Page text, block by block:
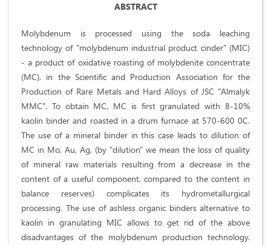
ABSTRACT
Molybdenum is processed using the soda leaching
technology of "molybdenum industrial product cinder" (MIC)
- a product of oxidative roasting of molybdenite concentrate
(MC), in the Scientific and Production Association for the
Production of Rare Metals and Hard Alloys of JSC "Almalyk
MMC". To obtain MC, MC is first granulated with 8-10%
kaolin binder and roasted in a drum furnace at 570-600 0C.
The use of a mineral binder in this case leads to dilution of
MC in Mo, Au, Ag, (by "dilution" we mean the loss of quality
of mineral raw materials resulting from a decrease in the
content of a useful component, compared to the content in
balance reserves) complicates its hydrometallurgical
processing. The use of ashless organic binders alternative to
kaolin in granulating MIC allows to get rid of the above
disadvantages of the molybdenum production technology.